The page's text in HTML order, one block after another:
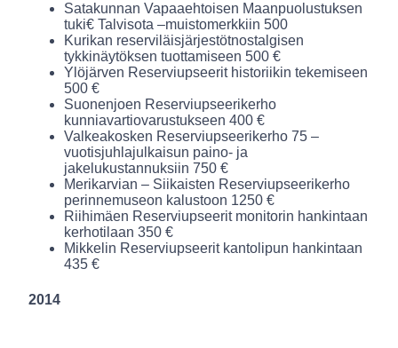
Satakunnan Vapaaehtoisen Maanpuolustuksen
tuki€ Talvisota –muistomerkkiin 500
Kurikan reserviläisjärjestötnostalgisen
tykkinäytöksen tuottamiseen 500 €
Ylöjärven Reserviupseerit historiikin tekemiseen
500 €
Suonenjoen Reserviupseerikerho
kunniavartiovarustukseen 400 €
Valkeakosken Reserviupseerikerho 75 –
vuotisjuhlajulkaisun paino- ja
jakelukustannuksiin 750 €
Merikarvian – Siikaisten Reserviupseerikerho
perinnemuseon kalustoon 1250 €
Riihimäen Reserviupseerit monitorin hankintaan
kerhotilaan 350 €
Mikkelin Reserviupseerit kantolipun hankintaan
435 €
2014